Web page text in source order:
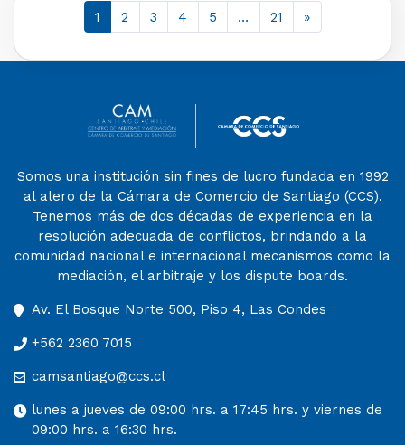
1 2 3 4 5 … 21 »
Somos una institución sin fines de lucro fundada en 1992
al alero de la Cámara de Comercio de Santiago (CCS).
Tenemos más de dos décadas de experiencia en la
resolución adecuada de conflictos, brindando a la
comunidad nacional e internacional mecanismos como la
mediación, el arbitraje y los dispute boards.
Av. El Bosque Norte 500, Piso 4, Las Condes
+562 2360 7015
camsantiago@ccs.cl
lunes a jueves de 09:00 hrs. a 17:45 hrs. y viernes de
09:00 hrs. a 16:30 hrs.